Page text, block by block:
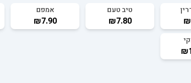
טיב טעם
₪7.80
אמפם
₪7.90